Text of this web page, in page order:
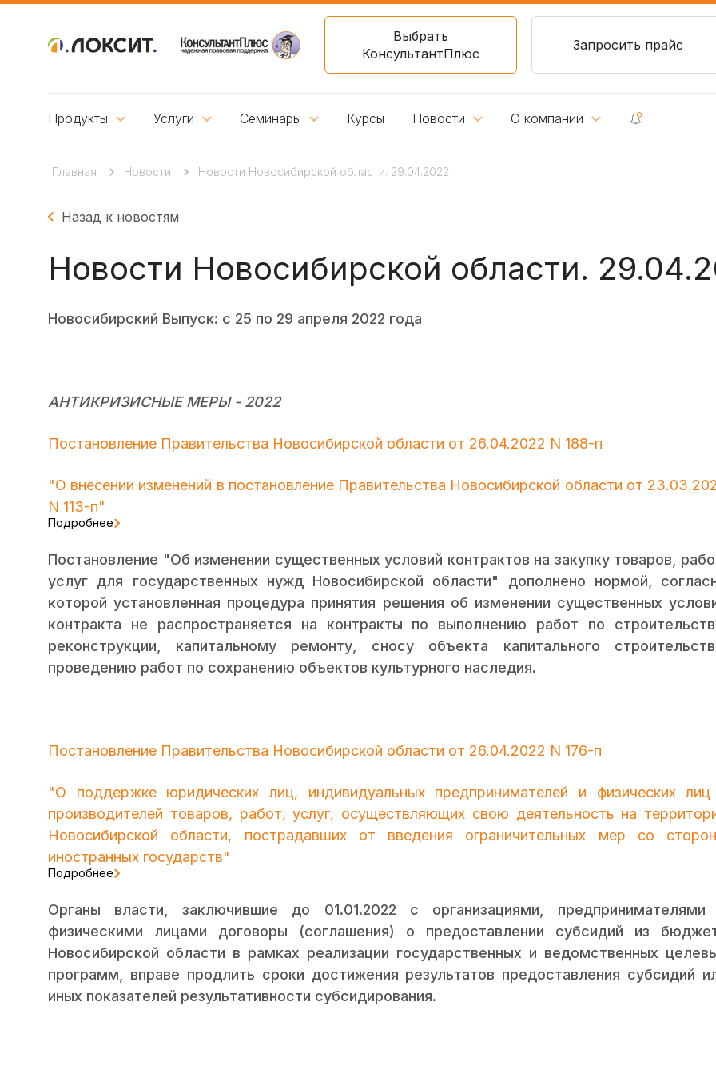
Выбрать
КонсультантПлюс
Запросить прайс
Продукты Услуги Семинары Курсы Новости О компании
Главная Новости Новости Новосибирской области. 29.04.2022
Назад к новостям
Новости Новосибирской области.
Новосибирский Выпуск: с 25 по 29 апреля 2022 года
АНТИКРИЗИСНЫЕ МЕРЫ - 2022
Постановление Правительства Новосибирской области от 26.04.2022 N 188-п
"О внесении изменений в постановление Правительства Новосибирской области от
N 113-п"
Подробнее
Постановление "Об изменении существенных условий контрактов на закупку товаров,
услуг для государственных нужд Новосибирской области" дополнено нормой,
которой установленная процедура принятия решения об изменении существенных
контракта не распространяется на контракты по выполнению работ по
реконструкции, капитальному ремонту, сносу объекта капитального
проведению работ по сохранению объектов культурного наследия.
Постановление Правительства Новосибирской области от 26.04.2022 N 176-п
"О поддержке юридических лиц, индивидуальных предпринимателей и физических
производителей товаров, работ, услуг, осуществляющих свою деятельность на
Новосибирской области, пострадавших от введения ограничительных мер со
иностранных государств"
Подробнее
Органы власти, заключившие до 01.01.2022 с организациями, предпринимателями
физическими лицами договоры (соглашения) о предоставлении субсидий из
Новосибирской области в рамках реализации государственных и ведомственных
программ, вправе продлить сроки достижения результатов предоставления субсидий
иных показателей результативности субсидирования.